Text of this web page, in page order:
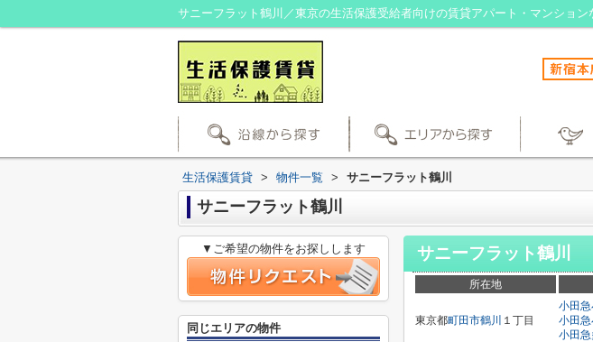
サニーフラット鶴川／東京の生活保護受給者向けの賃貸アパート・マンション
生活保護賃貸 > 物件一覧 > サニーフラット鶴川
サニーフラット鶴川
サニーフラット鶴川
所在地
東京都町田市鶴川 １丁目
小田
小田
小田
▼ご希望の物件をお探しします
同じエリアの物件